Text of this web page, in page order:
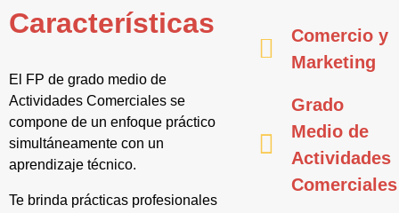
Características
El FP de grado medio de
Actividades Comerciales se
compone de un enfoque práctico
simultáneamente con un
aprendizaje técnico.
Te brinda prácticas profesionales
Comercio y
Marketing
Grado
Medio de
Actividades
Comerciales